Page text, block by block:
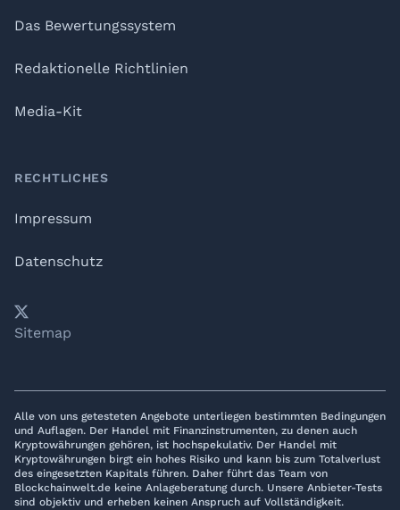
Das Bewertungssystem
Redaktionelle Richtlinien
Media-Kit
RECHTLICHES
Impressum
Datenschutz
YouTube
𝕏LinkedIn
Telegram
Sitemap
Alle von uns getesteten Angebote unterliegen bestimmten Bedingungen
und Auflagen. Der Handel mit Finanzinstrumenten, zu denen auch
Kryptowährungen gehören, ist hochspekulativ. Der Handel mit
Kryptowährungen birgt ein hohes Risiko und kann bis zum Totalverlust
des eingesetzten Kapitals führen. Daher führt das Team von
Blockchainwelt.de keine Anlageberatung durch. Unsere Anbieter-Tests
sind objektiv und erheben keinen Anspruch auf Vollständigkeit.